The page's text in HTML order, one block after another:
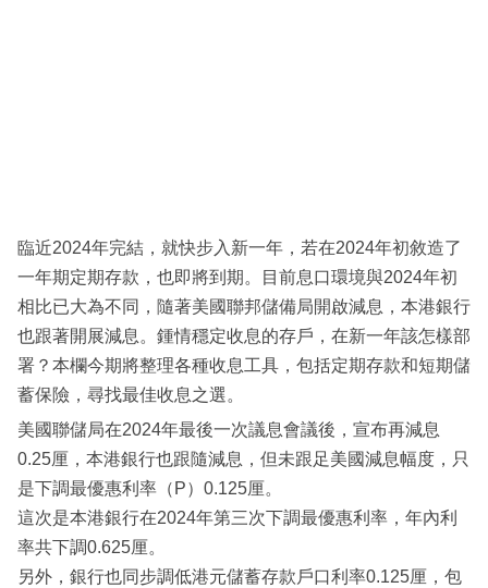
區
臨近2024年完結，就快步入新一年，若在2024年初敘造了
一年期定期存款，也即將到期。目前息口環境與2024年初
相比已大為不同，隨著美國聯邦儲備局開啟減息，本港銀行
也跟著開展減息。鍾情穩定收息的存戶，在新一年該怎樣部
署？本欄今期將整理各種收息工具，包括定期存款和短期儲
蓄保險，尋找最佳收息之選。
美國聯儲局在2024年最後一次議息會議後，宣布再減息
0.25厘，本港銀行也跟隨減息，但未跟足美國減息幅度，只
是下調最優惠利率（P）0.125厘。
這次是本港銀行在2024年第三次下調最優惠利率，年內利
率共下調0.625厘。
另外，銀行也同步調低港元儲蓄存款戶口利率0.125厘，包